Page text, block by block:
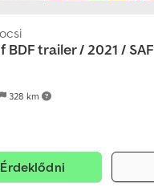
328 km
BDF trailer / 2021 / SAF
Érdeklődni